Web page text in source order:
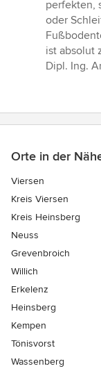
5
Sternen
perfekten,
oder
ist absolut
Dipl. Ing.
Orte in der
Viersen
Kreis Viersen
Kreis Heinsberg
Neuss
Grevenbroich
Willich
Erkelenz
Heinsberg
Kempen
Tönisvorst
Wassenberg